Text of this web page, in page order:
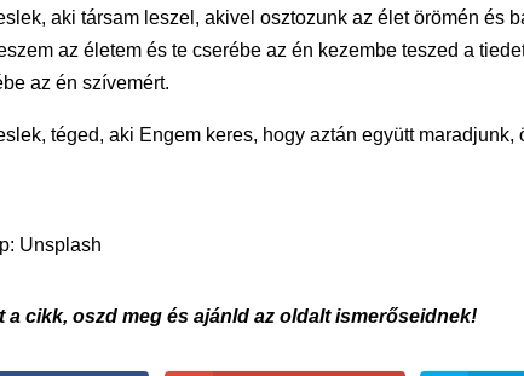
aki társam leszel, akivel osztozunk az élet örömén és
az életem és te cserébe az én kezembe teszed a
az én szívemért.
téged, aki Engem keres, hogy aztán együtt maradjunk,
Unsplash
a cikk, oszd meg és ajánld az oldalt ismerőseidnek!